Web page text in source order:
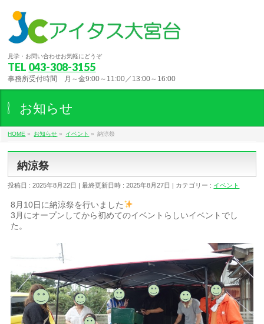
見学・お問い合わせお気軽にどうぞ
TEL 043-308-3155
事務所受付時間 月～金9:00～11:00／13:00～16:00
お知らせ
HOME » お知らせ » イベント » 納涼祭
納涼祭
投稿日 : 2025年8月22日 最終更新日時 : 2025年8月27日 カテゴリー : イベント
8月10日に納涼祭を行いました
3月にオープンしてから初めてのイベントらしいイベントでし
た。